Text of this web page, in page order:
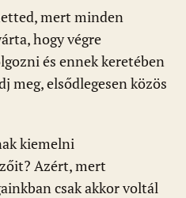
mert minden
hogy végre
és ennek keretében
meg, elsődlegesen közös
kiemelni
Azért, mert
csak akkor voltál